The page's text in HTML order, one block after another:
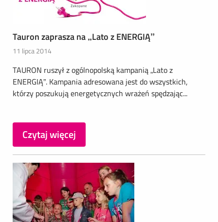
Tauron zaprasza na „Lato z ENERGIĄ”
11 lipca 2014
TAURON ruszył z ogólnopolską kampanią „Lato z
ENERGIĄ”. Kampania adresowana jest do wszystkich,
którzy poszukują energetycznych wrażeń spędzając...
Czytaj więcej